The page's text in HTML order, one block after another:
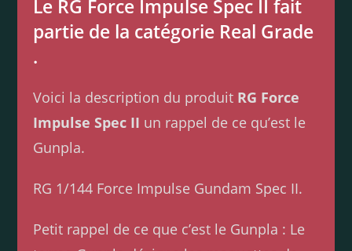
Le RG Force Impulse Spec II fait
partie de la catégorie Real Grade
.
Voici la description du produit RG Force
Impulse Spec II un rappel de ce qu’est le
Gunpla.
RG 1/144 Force Impulse Gundam Spec II.
Petit rappel de ce que c’est le Gunpla : Le